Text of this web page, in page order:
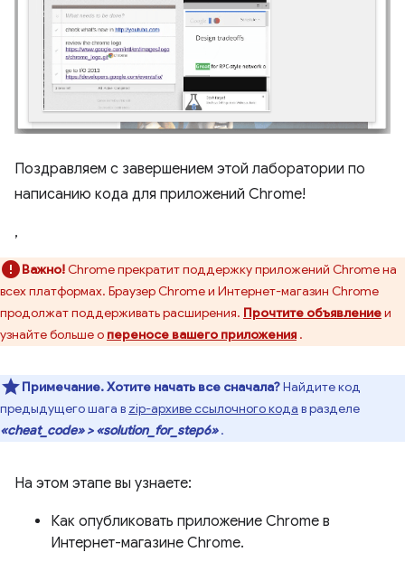
Поздравляем с завершением этой лаборатории по
написанию кода для приложений Chrome!
,
Важно!Chrome прекратит поддержку приложений Chrome на
всех платформах. Браузер Chrome и Интернет-магазин Chrome
продолжат поддерживать расширения. Прочтите объявлениеи
узнайте больше о переносе вашего приложения .
Примечание.Хотите начать все сначала?Найдите код
предыдущего шага в zip-архиве ссылочного кода в разделе
«cheat_code» > «solution_for_step6».
На этом этапе вы узнаете:
Как опубликовать приложение Chrome в
Интернет-магазине Chrome.